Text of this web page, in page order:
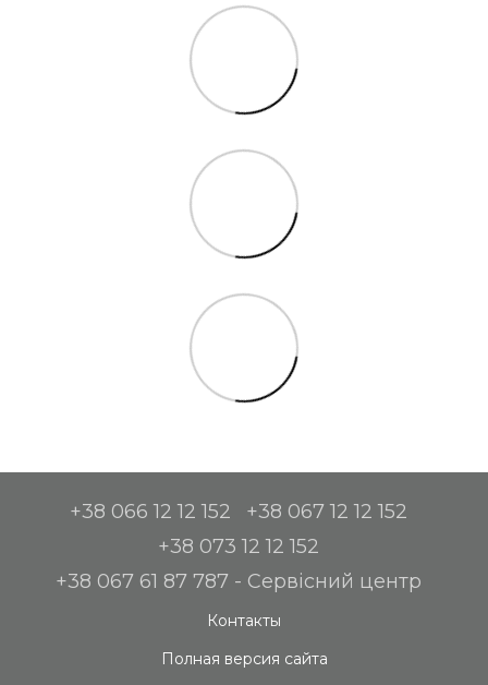
+38 066 12 12 152
+38 067 12 12 152
+38 073 12 12 152
+38 067 61 87 787 - Сервісний центр
Контакты
Полная версия сайта